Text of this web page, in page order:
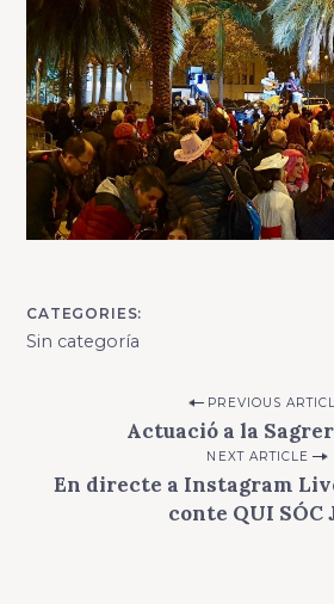
CATEGORIES
Sin categoría
PREVIOUS
Actuació a la
NEXT ARTICLE
En directe a Instagram
conte QUI SÓC